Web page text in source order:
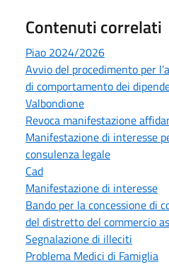
Contenuti correlati
Piao 2024/2026
Avvio del procedimento per
di comportamento dei
Valbondione
Revoca manifestazione
Manifestazione di interesse
consulenza legale
Cad
Manifestazione di interesse
Bando per la concessione di
del distretto del commercio
Segnalazione di illeciti
Problema Medici di Famiglia